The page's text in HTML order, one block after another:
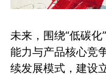
未来，围绕“低碳
能力与产品核心竞
续发展模式，建设